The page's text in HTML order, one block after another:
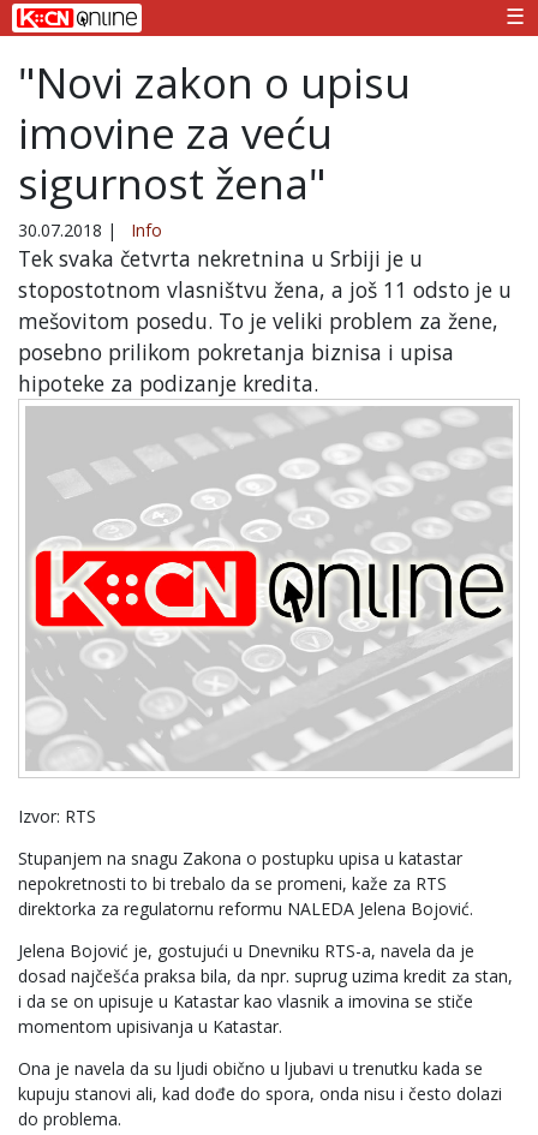
☰
"Novi zakon o upisu
imovine za veću
sigurnost žena"
30.07.2018 | Info
Tek svaka četvrta nekretnina u Srbiji je u
stopostotnom vlasništvu žena, a još 11 odsto je u
mešovitom posedu. To je veliki problem za žene,
posebno prilikom pokretanja biznisa i upisa
hipoteke za podizanje kredita.
Izvor: RTS
Stupanjem na snagu Zakona o postupku upisa u katastar
nepokretnosti to bi trebalo da se promeni, kaže za RTS
direktorka za regulatornu reformu NALEDA Jelena Bojović.
Jelena Bojović je, gostujući u Dnevniku RTS-a, navela da je
dosad najčešća praksa bila, da npr. suprug uzima kredit za stan,
i da se on upisuje u Katastar kao vlasnik a imovina se stiče
momentom upisivanja u Katastar.
Ona je navela da su ljudi obično u ljubavi u trenutku kada se
kupuju stanovi ali, kad dođe do spora, onda nisu i često dolazi
do problema.